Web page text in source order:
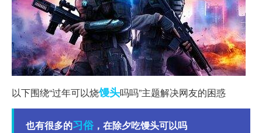
以下围绕“过年可以烧馒头吗吗”主题解决网友的困惑
也有很多的习俗 ，在除夕吃馒头可以吗